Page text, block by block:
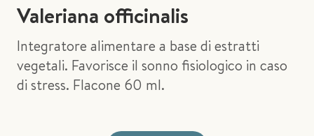
Valeriana officinalis
Integratore alimentare a base di estratti
vegetali. Favorisce il sonno fisiologico in caso
di stress. Flacone 60 ml.